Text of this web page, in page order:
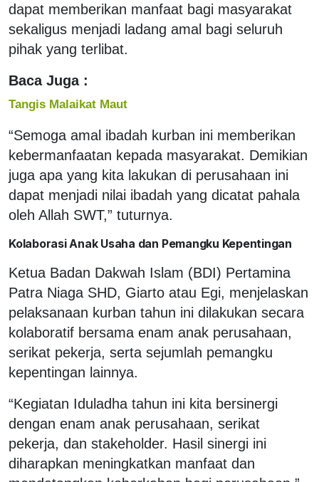
dapat memberikan manfaat bagi masyarakat
sekaligus menjadi ladang amal bagi seluruh
pihak yang terlibat.
Baca Juga :
Tangis Malaikat Maut
“Semoga amal ibadah kurban ini memberikan
kebermanfaatan kepada masyarakat. Demikian
juga apa yang kita lakukan di perusahaan ini
dapat menjadi nilai ibadah yang dicatat pahala
oleh Allah SWT,” tuturnya.
Kolaborasi Anak Usaha dan Pemangku Kepentingan
Ketua Badan Dakwah Islam (BDI) Pertamina
Patra Niaga SHD, Giarto atau Egi, menjelaskan
pelaksanaan kurban tahun ini dilakukan secara
kolaboratif bersama enam anak perusahaan,
serikat pekerja, serta sejumlah pemangku
kepentingan lainnya.
“Kegiatan Iduladha tahun ini kita bersinergi
dengan enam anak perusahaan, serikat
pekerja, dan stakeholder. Hasil sinergi ini
diharapkan meningkatkan manfaat dan